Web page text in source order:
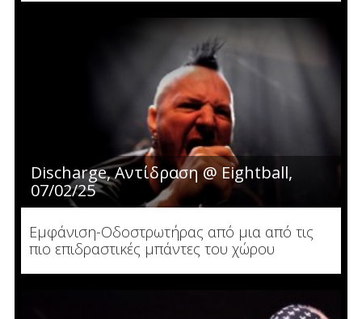
Discharge, Αντίδραση @ Eightball,
07/02/25
Εμφάνιση-Οδοστρωτήρας από μια από τις
πιο επιδραστικές μπάντες του χώρου